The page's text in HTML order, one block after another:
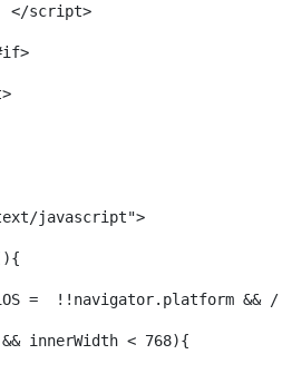
</script>
javascript">
=  !!navigator.platform &&
innerWidth < 768){